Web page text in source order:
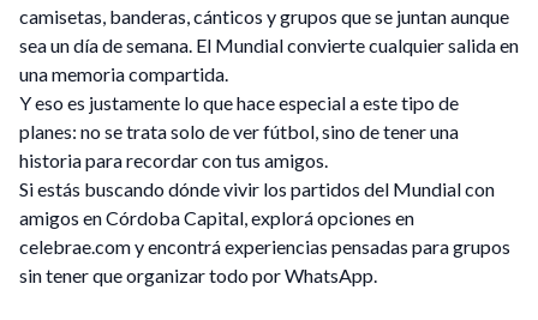
camisetas, banderas, cánticos y grupos que se juntan aunque
sea un día de semana. El Mundial convierte cualquier salida en
una memoria compartida.
Y eso es justamente lo que hace especial a este tipo de
planes: no se trata solo de ver fútbol, sino de tener una
historia para recordar con tus amigos.
Si estás buscando dónde vivir los partidos del Mundial con
amigos en Córdoba Capital, explorá opciones en
celebrae.com y encontrá experiencias pensadas para grupos
sin tener que organizar todo por WhatsApp.